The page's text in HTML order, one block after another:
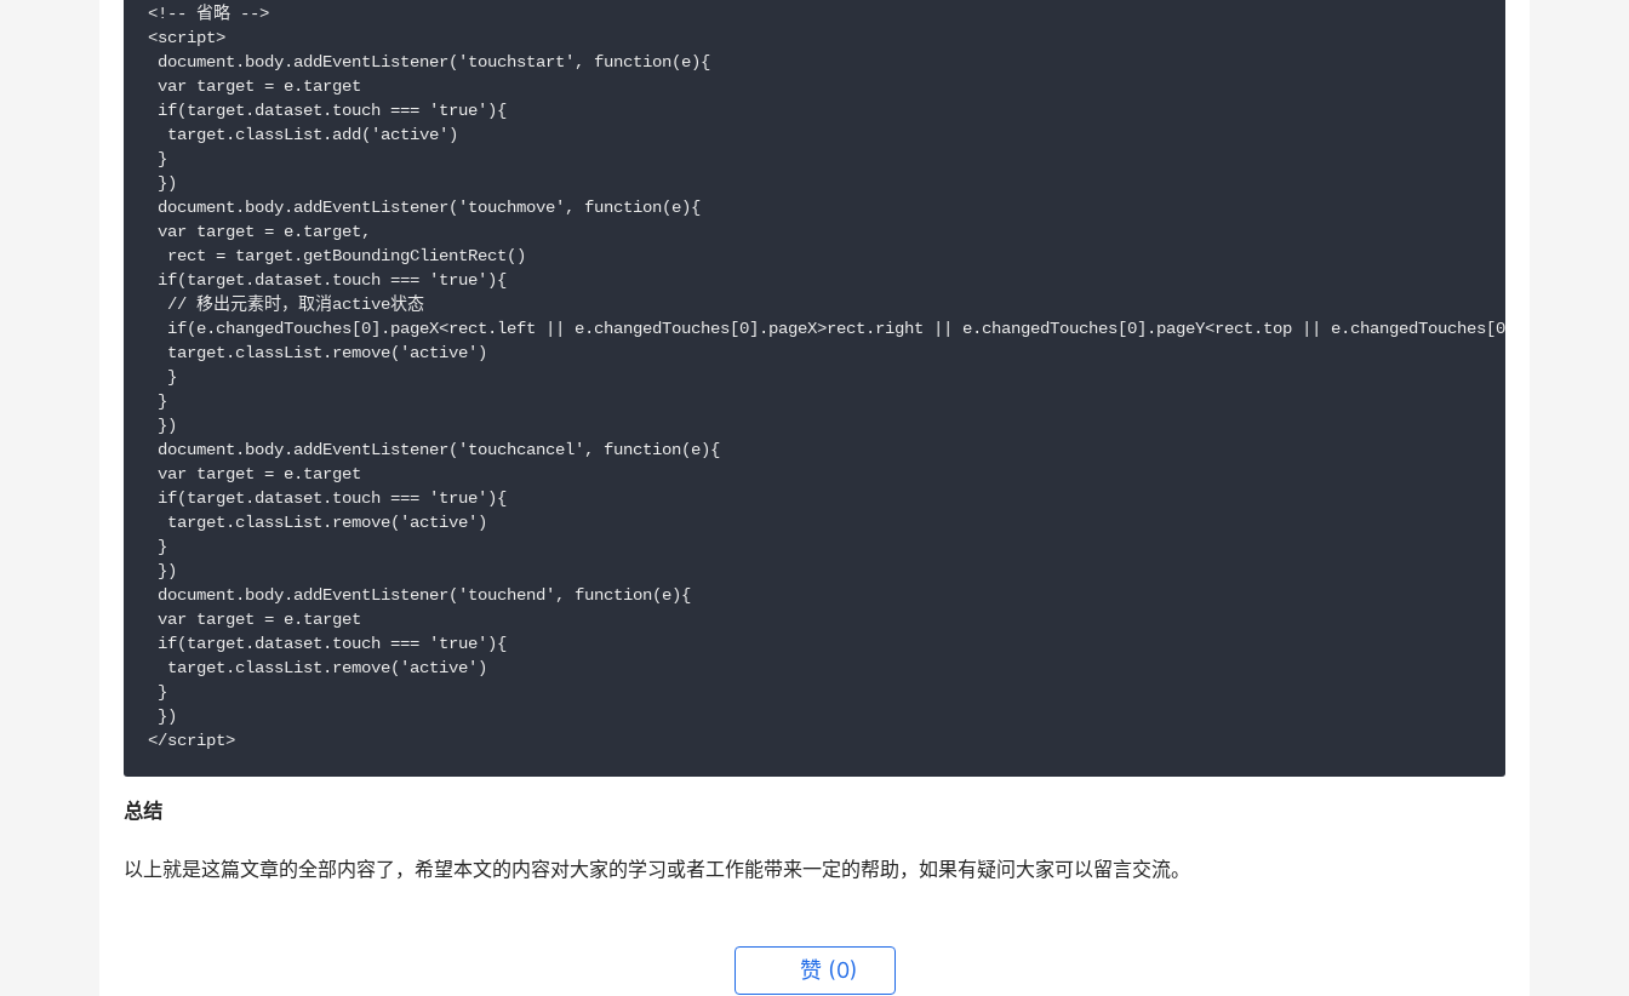
<!-- 省略 -->
<script>
document.body.addEventListener('touchstart', function(e){
var target = e.target
if(target.dataset.touch === 'true'){
  target.classList.add('active')
}
})
document.body.addEventListener('touchmove', function(e){
var target = e.target,
  rect = target.getBoundingClientRect()
if(target.dataset.touch === 'true'){
  // 移出元素时，取消active状态
if(e.changedTouches[0].pageX<rect.left || e.changedTouches[0].pageX>rect.right || e.changedTouches[0].pageY<rect.top ||
  target.classList.remove('active')
  }
}
})
document.body.addEventListener('touchcancel', function(e){
var target = e.target
if(target.dataset.touch === 'true'){
  target.classList.remove('active')
}
})
document.body.addEventListener('touchend', function(e){
var target = e.target
if(target.dataset.touch === 'true'){
  target.classList.remove('active')
}
})
</script>
总结
以上就是这篇文章的全部内容了，希望本文的内容对大家的学习或者工作能带来一定的帮助，如果有疑问大家可以留言交流。
赞 (0)